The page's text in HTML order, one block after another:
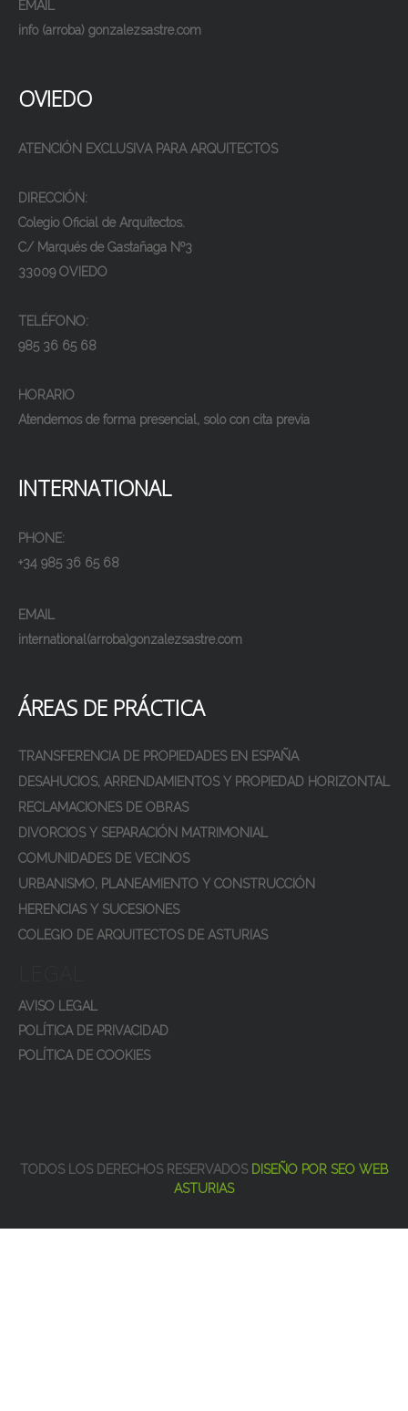
EMAIL
info (arroba) gonzalezsastre.com
OVIEDO
ATENCIÓN EXCLUSIVA PARA ARQUITECTOS
DIRECCIÓN:
Colegio Oficial de Arquitectos.
C/ Marqués de Gastañaga Nº3
33009 OVIEDO
TELÉFONO:
985 36 65 68
HORARIO
Atendemos de forma presencial, solo con cita previa
INTERNATIONAL
PHONE:
+34 985 36 65 68
EMAIL
international(arroba)gonzalezsastre.com
ÁREAS DE PRÁCTICA
TRANSFERENCIA DE PROPIEDADES EN ESPAÑA
DESAHUCIOS, ARRENDAMIENTOS Y PROPIEDAD HORIZONTAL
RECLAMACIONES DE OBRAS
DIVORCIOS Y SEPARACIÓN MATRIMONIAL
COMUNIDADES DE VECINOS
URBANISMO, PLANEAMIENTO Y CONSTRUCCIÓN
HERENCIAS Y SUCESIONES
COLEGIO DE ARQUITECTOS DE ASTURIAS
AVISO LEGAL
POLÍTICA DE PRIVACIDAD
POLÍTICA DE COOKIES
TODOS LOS DERECHOS RESERVADOS DISEÑO POR SEO WEB
ASTURIAS